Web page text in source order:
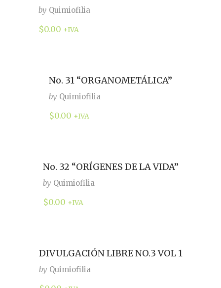
by Quimiofilia
$0.00 +IVA
No. 31 “ORGANOMETÁLICA”
by Quimiofilia
$0.00 +IVA
No. 32 “ORÍGENES DE LA VIDA”
by Quimiofilia
$0.00 +IVA
DIVULGACIÓN LIBRE NO.3 VOL 1
by Quimiofilia